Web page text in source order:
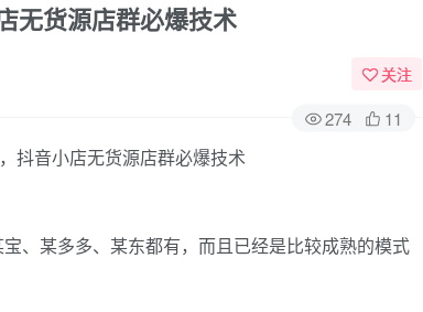
无货源店群必爆技术
关注
274 11
、某多多、某东都有，而且已经是比较成熟的模式